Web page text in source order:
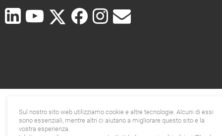
Sul nostro sito web utilizziamo cookie e altre tecnologie. Alcuni di essi
sono essenziali, mentre altri ci aiutano a migliorare questo sito e la
vostra esperienza.